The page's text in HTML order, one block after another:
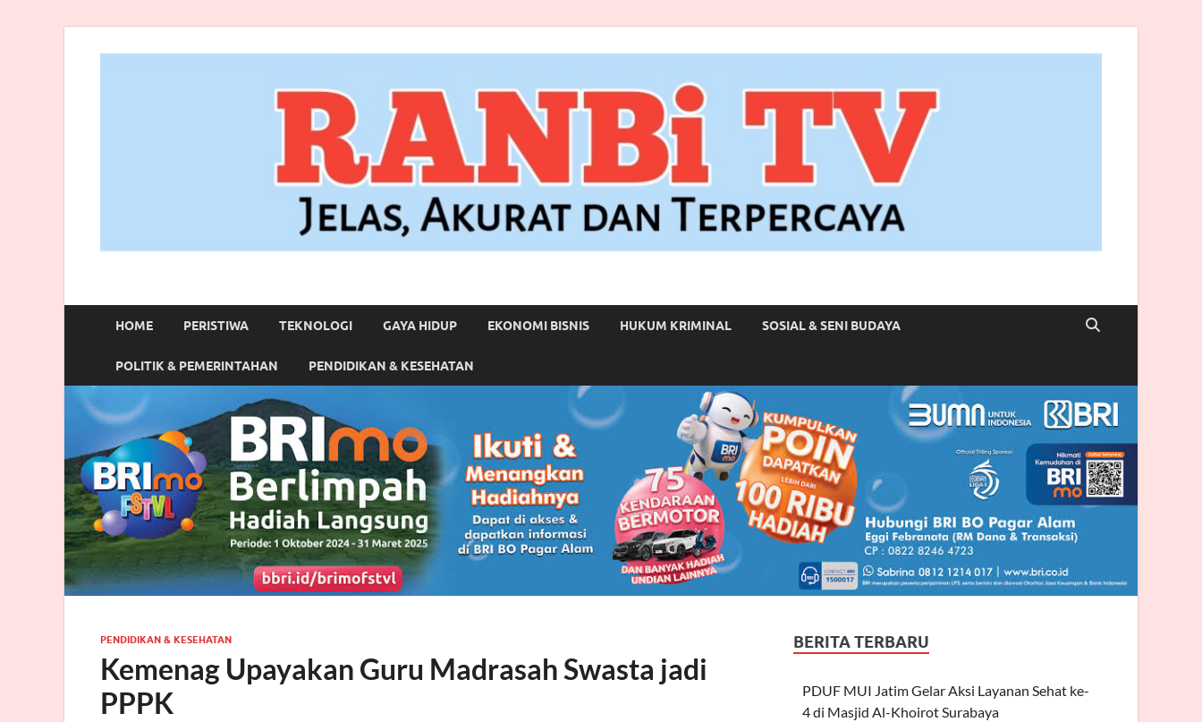
RANBITV.COM
HOME PERISTIWA TEKNOLOGI GAYA HIDUP EKONOMI BISNIS HUKUM KRIMINAL SOSIAL & SENI BUDAYA
POLITIK & PEMERINTAHAN PENDIDIKAN & KESEHATAN
PENDIDIKAN & KESEHATAN
Kemenag Upayakan Guru Madrasah Swasta jadi
PPPK
BERITA TERBARU
PDUF MUI Jatim Gelar Aksi Layanan Sehat ke-
4 di Masjid Al-Khoirot Surabaya